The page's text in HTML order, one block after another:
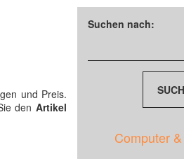
und Preis.
den Artikel
Suchen nach:
Computer